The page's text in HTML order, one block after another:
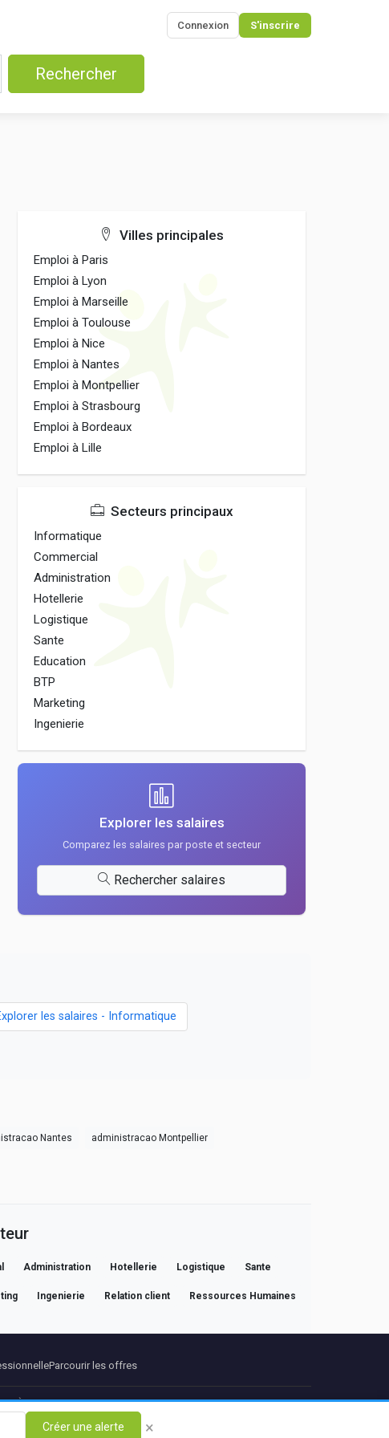
Connexion S'inscrire
Rechercher
Villes principales
Emploi à Paris
Emploi à Lyon
Emploi à Marseille
Emploi à Toulouse
Emploi à Nice
Emploi à Nantes
Emploi à Montpellier
Emploi à Strasbourg
Emploi à Bordeaux
Emploi à Lille
Secteurs principaux
Informatique
Commercial
Administration
Hotellerie
Logistique
Sante
Education
BTP
Marketing
Ingenierie
Explorer les salaires
Comparez les salaires par poste et secteur
Rechercher salaires
les salaires - Informatique
Nantes administracao Montpellier
Administration Hotellerie Logistique Sante
Ingenierie Relation client Ressources Humaines
Créer une alerte ×
Parcourir les offres
À ProposContact